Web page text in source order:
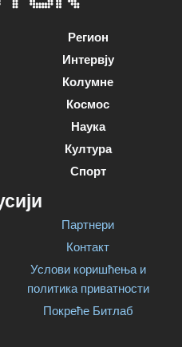
Регион
Интервју
Колумне
Космос
Наука
Култура
Спорт
Партнери
Контакт
Услови коришћења и
политика приватности
Покреће Битлаб